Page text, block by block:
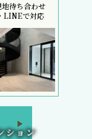
地待ち合わせ
LINEで対応